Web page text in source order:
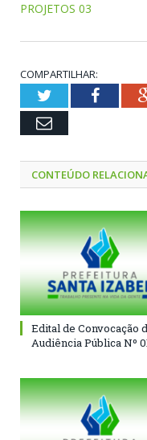
PROJETOS 03
COMPARTILHAR:
Twitter
Email
CONTEÚDO
Edital de Convocação
Audiência Pública Nº